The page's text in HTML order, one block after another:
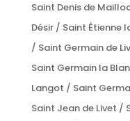
Saint Denis de
Désir / Saint Étienne
/ Saint Germain de
Saint Germain la
Langot / Saint
Saint Jean de Livet /